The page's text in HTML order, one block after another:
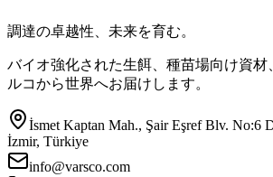
調達の卓越性、未来を育む。
バイオ強化された生餌、種苗場向け資材
ルコから世界へお届けします。
İsmet Kaptan Mah., Şair Eşref Blv. No:6
İzmir, Türkiye
info@varsco.com